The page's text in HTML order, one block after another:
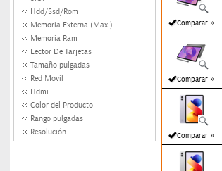
Hdd/Ssd/Rom
Memoria Externa (Max.)
Memoria Ram
Lector De Tarjetas
Tamaño pulgadas
Red Movil
Hdmi
Color del Producto
Rango pulgadas
Resolución
Comparar »
Comparar »
Comparar »